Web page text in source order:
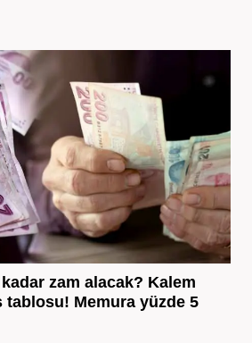
zam alacak? Kalem
tablosu! Memura yüzde 5